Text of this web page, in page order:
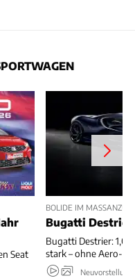
Seat
BOLIDE IM MASSANZUG
Bugatti
Bugatti Destrier: 1,00
stark – ohne Aero-